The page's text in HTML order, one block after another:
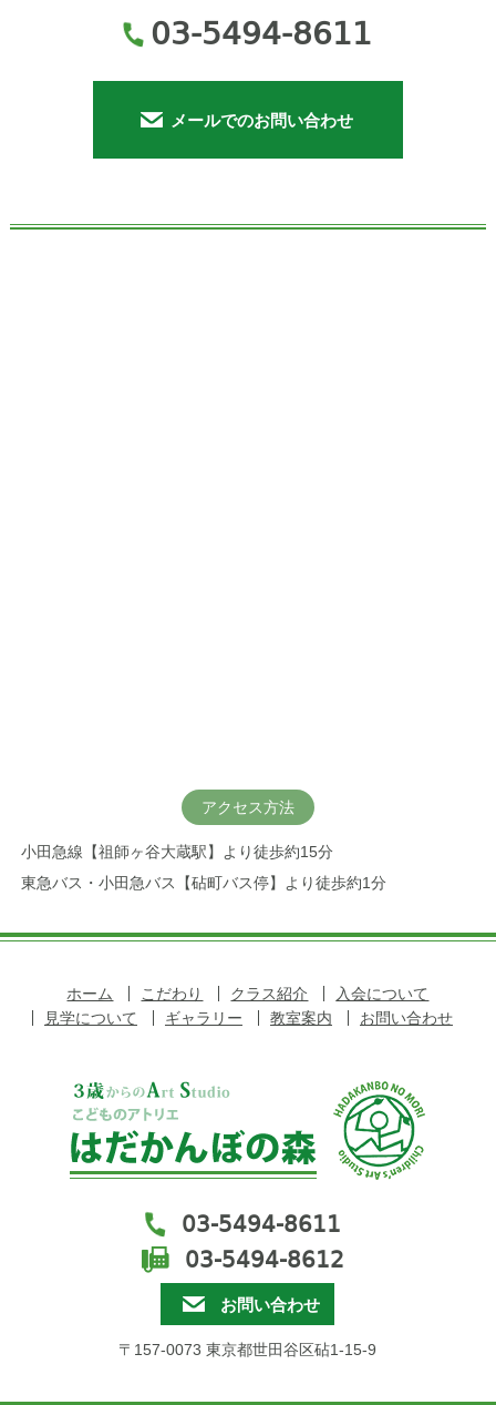
03-5494-8611
メールでのお問い合わせ
アクセス方法
小田急線【祖師ヶ谷大蔵駅】より徒歩約15分
東急バス・小田急バス【砧町バス停】より徒歩約1分
ホーム こだわり クラス紹介
入会について
見学について
ギャラリー 教室案内 お問い合わせ
03-5494-8611
03-5494-8612
お問い合わせ
〒157-0073 東京都世田谷区砧1-15-9